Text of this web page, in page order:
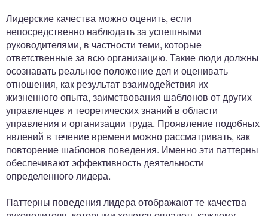
Лидерские качества можно оценить, если
непосредственно наблюдать за успешными
руководителями, в частности теми, которые
ответственные за всю организацию. Такие люди должны
осознавать реальное положение дел и оценивать
отношения, как результат взаимодействия их
жизненного опыта, заимствования шаблонов от других
управленцев и теоретических знаний в области
управления и организации труда. Проявление подобных
явлений в течение времени можно рассматривать, как
повторение шаблонов поведения. Именно эти паттерны
обеспечивают эффективность деятельности
определенного лидера.
Паттерны поведения лидера отображают те качества